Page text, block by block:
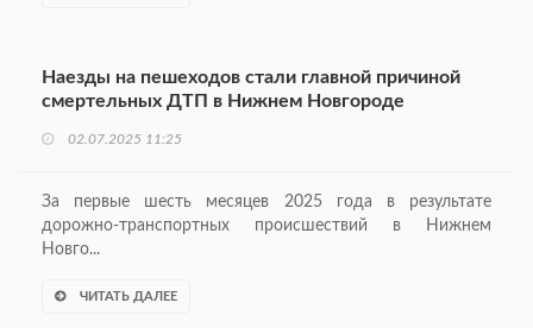
Наезды на пешеходов стали главной причиной
смертельных ДТП в Нижнем Новгороде
02.07.2025 11:25
За первые шесть месяцев 2025 года в результате
дорожно-транспортных происшествий в Нижнем
Новго...
ЧИТАТЬ ДАЛЕЕ